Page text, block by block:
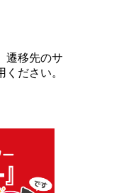
遷移先のサ
ださい。